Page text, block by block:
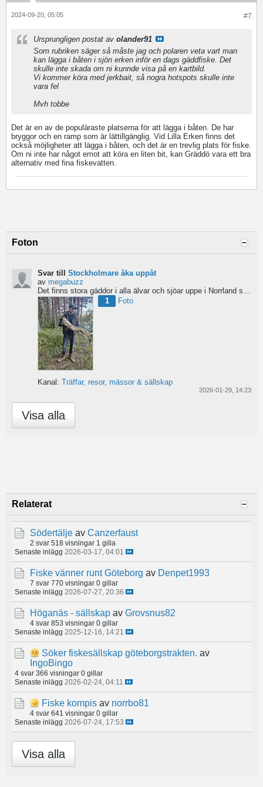
#7
2024-09-20, 05:05
Ursprungligen postat av olander91
Som rubriken säger så måste jag och polaren veta vart man
kan lägga i båten i sjön erken inför en dags gäddfiske. Det
skulle inte skada om ni kunnde visa på en kartbild.
Vi kommer köra med jerkbait, så nogra hotspots skulle inte
vara fel
Mvh tobbe
Det är en av de populäraste platserna för att lägga i båten. De har
bryggor och en ramp som är lättillgänglig. Vid Lilla Erken finns det
också möjligheter att lägga i båten, och det är en trevlig plats för fiske.
Om ni inte har något emot att köra en liten bit, kan Gräddö vara ett bra
alternativ med fina fiskevatten.
Foton
Svar till Stockholmare åka uppåt
av megabuzz
Det finns stora gäddor i alla älvar och sjöar uppe i Norrland skulle jag säga. har själv fiskat mycket...
1
Foto
Kanal: Träffar, resor, mässor & sällskap
2026-01-29, 14:23
Visa alla
Relaterat
Södertälje av Canzerfaust
2 svar 518 visningar 1 gilla
Senaste inlägg 2026-03-17, 04:01
Fiske vänner runt Göteborg av Denpet1993
7 svar 770 visningar 0 gillar
Senaste inlägg 2026-07-27, 20:36
Höganäs - sällskap av Grovsnus82
4 svar 853 visningar 0 gillar
Senaste inlägg 2025-12-16, 14:21
Söker fiskesällskap göteborgstrakten. av
IngoBingo
4 svar 366 visningar 0 gillar
Senaste inlägg 2026-02-24, 04:11
Fiske kompis av norrbo81
4 svar 641 visningar 0 gillar
Senaste inlägg 2026-07-24, 17:53
Visa alla